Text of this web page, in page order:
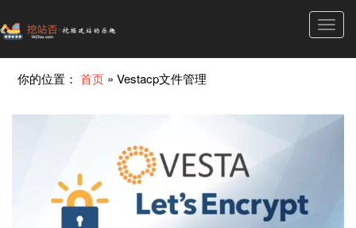
你的位置：首页 »Vestacp文件管理